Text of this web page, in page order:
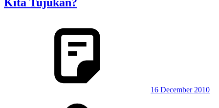
Kita Tujukan?
16 December 2010